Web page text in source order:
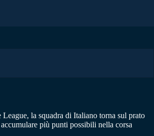
la squadra di Italiano torna sul prato
più punti possibili nella corsa